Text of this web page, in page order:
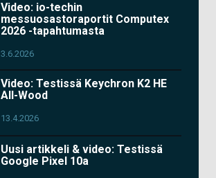
Video: io-techin
messuosastoraportit Computex
2026 -tapahtumasta
3.6.2026
Video: Testissä Keychron K2 HE
All-Wood
13.4.2026
Uusi artikkeli & video: Testissä
Google Pixel 10a